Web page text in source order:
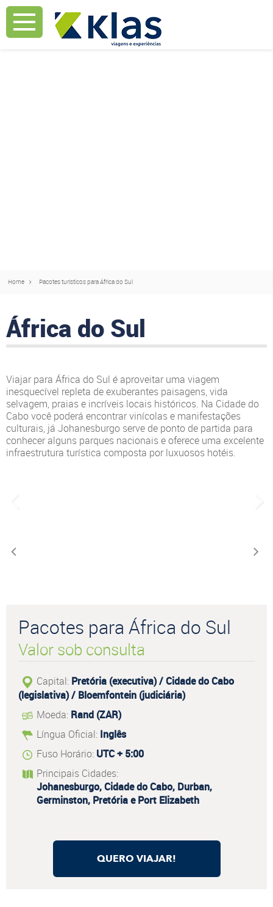
Mostrar Aviso
Home Pacotes turísticos para África do Sul
África do Sul
Viajar para África do Sul é aproveitar uma viagem
inesquecível repleta de exuberantes paisagens, vida
selvagem, praias e incríveis locais históricos. Na Cidade do
Cabo você poderá encontrar vinícolas e manifestações
culturais, já Johanesburgo serve de ponto de partida para
conhecer alguns parques nacionais e oferece uma excelente
infraestrutura turística composta por luxuosos hotéis.
Pacotes para África do Sul
Valor sob consulta
Capital: Pretória (executiva) / Cidade do Cabo
(legislativa) / Bloemfontein (judiciária)
Moeda: Rand (ZAR)
Língua Oficial: Inglês
Fuso Horário: UTC + 5:00
Principais Cidades:
Johanesburgo, Cidade do Cabo, Durban,
Germinston, Pretória e Port Elizabeth
QUERO VIAJAR!